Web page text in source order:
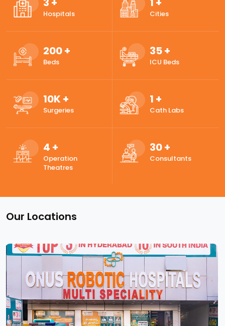
Hospitals Cities
200+
Beds
35+
ICU Beds
10K +
Surgeries
1 +
Cath Labs
4 +
Operation
Theatres
30+
Consultants
Our Locations